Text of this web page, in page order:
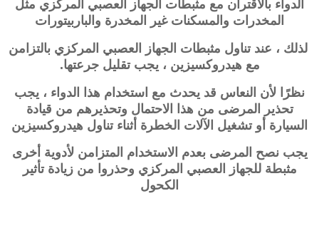
الدواء بالاقتران مع مثبطات الجهاز العصبي المركزي مثل
المخدرات والمسكنات غير المخدرة والباربيتورات
لذلك ، عند تناول مثبطات الجهاز العصبي المركزي بالتزامن
مع هيدروكسيزين ، يجب تقليل جرعتها.
نظرًا لأن النعاس قد يحدث مع استخدام هذا الدواء ، يجب
تحذير المرضى من هذا الاحتمال وتحذيرهم من قيادة
السيارة أو تشغيل الآلات الخطرة أثناء تناول هيدروكسيزين
يجب نصح المرضى بعدم الاستخدام المتزامن لأدوية أخرى
مثبطة للجهاز العصبي المركزي وحذروا من زيادة تأثير
الكحول